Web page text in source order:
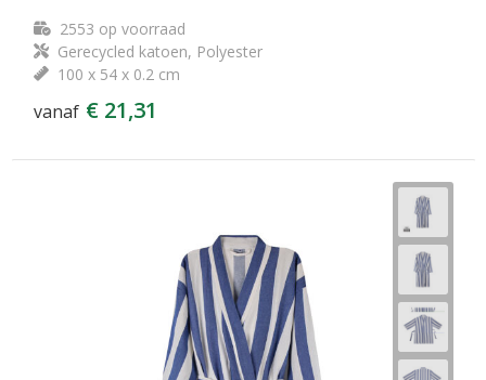
2553 op voorraad
Gerecycled katoen, Polyester
100 x 54 x 0.2 cm
vanaf € 21,31